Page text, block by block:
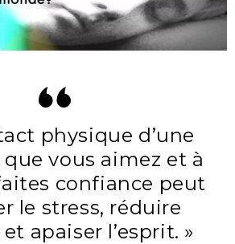
physique d’une
vous aimez et à
confiance peut
le stress, réduire
apaiser l’esprit. »